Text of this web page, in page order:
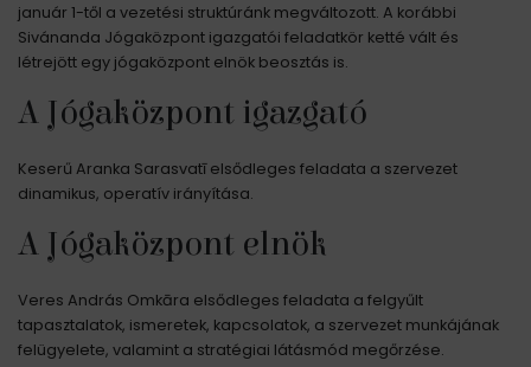
január 1-től a vezetési struktúránk megváltozott. A korábbi
Sivánanda Jógaközpont igazgatói feladatkör ketté vált és
létrejött egy jógaközpont elnök beosztás is.
A Jógaközpont igazgató
Keserű Aranka Sarasvatī elsődleges feladata a szervezet
dinamikus, operatív irányítása.
A Jógaközpont elnök
Veres András Omkāra elsődleges feladata a felgyűlt
tapasztalatok, ismeretek, kapcsolatok, a szervezet munkájának
felügyelete, valamint a stratégiai látásmód megőrzése.